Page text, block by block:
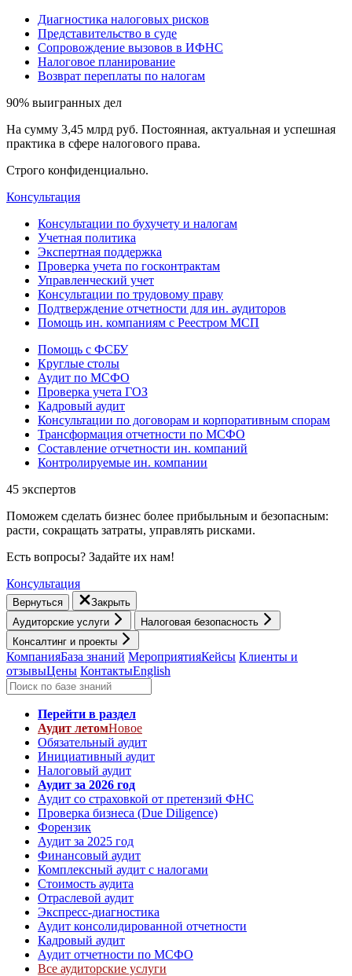
Диагностика налоговых рисков
Представительство в суде
Сопровождение вызовов в ИФНС
Налоговое планирование
Возврат переплаты по налогам
90% выигранных дел
На сумму 3,45 млрд руб. Постоянная, актуальная и успешная
практика в сфере налогового права.
Строго конфиденциально.
Консультация
Консультации по бухучету и налогам
Учетная политика
Экспертная поддержка
Проверка учета по госконтрактам
Управленческий учет
Консультации по трудовому праву
Подтверждение отчетности для ин. аудиторов
Помощь ин. компаниям с Реестром МСП
Помощь с ФСБУ
Круглые столы
Аудит по МСФО
Проверка учета ГОЗ
Кадровый аудит
Консультации по договорам и корпоративным спорам
Трансформация отчетности по МСФО
Составление отчетности ин. компаний
Контролируемые ин. компании
45 экспертов
Поможем сделать бизнес более прибыльным и безопасным:
расти, cокращать затраты, управлять рисками.
Есть вопросы? Задайте их нам!
Консультация
Вернуться
Закрыть
Аудиторские услуги
Налоговая безопасность
Консалтинг и проекты
КомпанияБаза знаний МероприятияКейсы Клиенты и
отзывыЦены КонтактыEnglish
Перейти в раздел
Аудит летомНовое
Обязательный аудит
Инициативный аудит
Налоговый аудит
Аудит за 2026 год
Аудит со страховкой от претензий ФНС
Проверка бизнеса (Due Diligence)
Форензик
Аудит за 2025 год
Финансовый аудит
Комплексный аудит с налогами
Стоимость аудита
Отраслевой аудит
Экспресс-диагностика
Аудит консолидированной отчетности
Кадровый аудит
Аудит отчетности по МСФО
Все аудиторские услуги